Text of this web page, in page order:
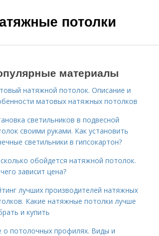
потолки
материалы
натяжной потолок. Описание и
матовых натяжных потолков
светильников в подвесной
своими руками. Как установить
светильники в гипсокартон?
обойдется натяжной потолок.
зависит цена?
лучших производителей натяжных
Какие натяжные потолки лучше
и купить
о потолочных профилях. Виды и